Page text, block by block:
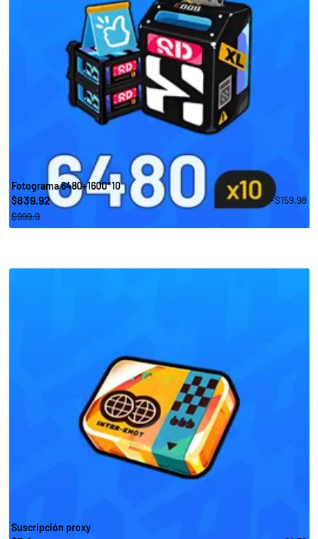
Fotograma 6480+1600*10
$839.92
-$159.98
$999.9
Suscripción proxy